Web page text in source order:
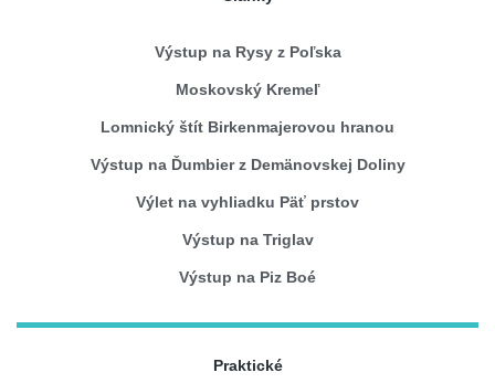
Výstup na Rysy z Poľska
Moskovský Kremeľ
Lomnický štít Birkenmajerovou hranou
Výstup na Ďumbier z Demänovskej Doliny
Výlet na vyhliadku Päť prstov
Výstup na Triglav
Výstup na Piz Boé
Praktické